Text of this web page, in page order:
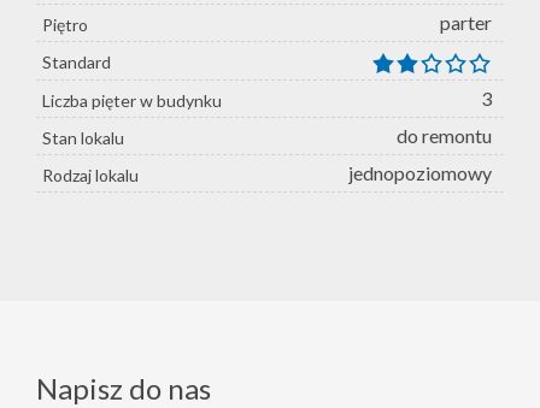
Piętro parter
Standard
Liczba pięter w budynku
3
Stan lokalu do remontu
Rodzaj lokalu jednopoziomowy
Napisz do nas